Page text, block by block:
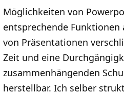
Möglichkeiten von
entsprechende Funktionen
von Präsentationen
Zeit und eine
zusammenhängenden
herstellbar. Ich selber